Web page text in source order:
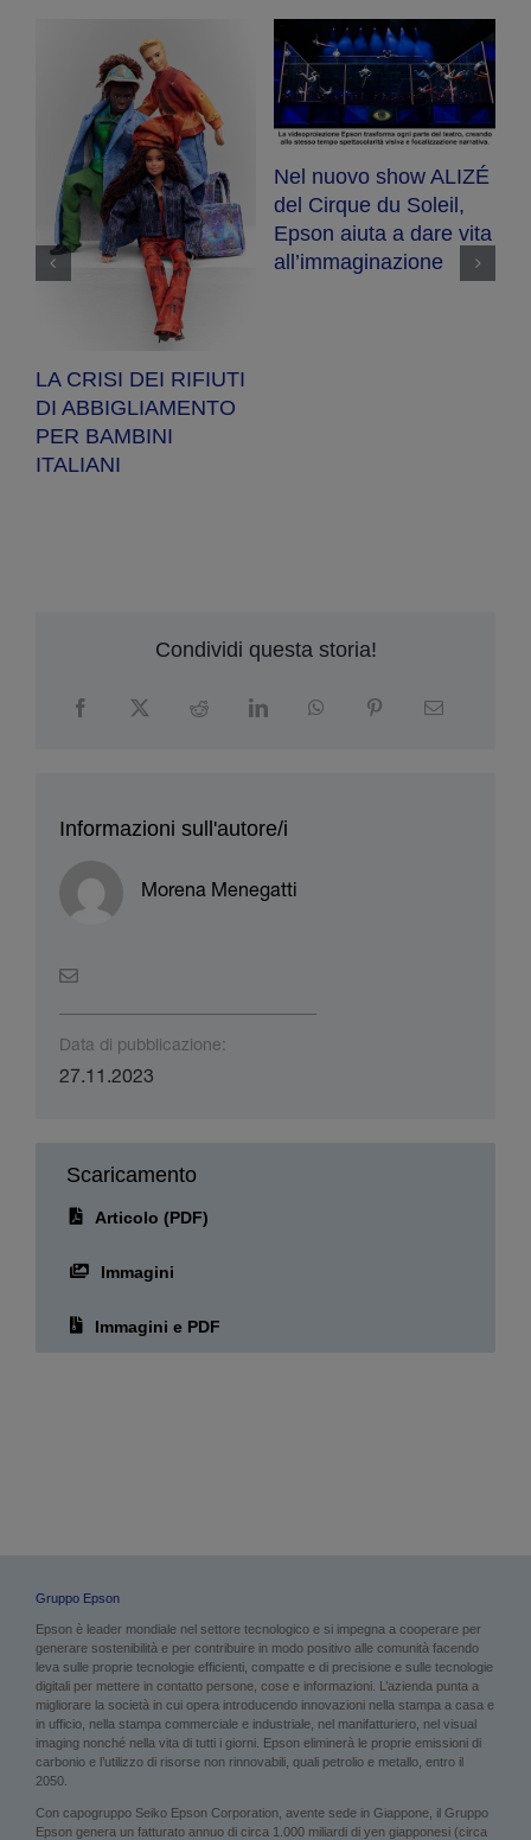
LA CRISI DEI RIFIUTI
DI ABBIGLIAMENTO
PER BAMBINI
ITALIANI
Nel nuovo show ALIZÉ
del Cirque du Soleil,
Epson aiuta a dare vita
all’immaginazione
Condividi questa storia!
Informazioni sull'autore/i
Morena Menegatti
Data di pubblicazione:
27.11.2023
Scaricamento
Articolo (PDF)
Immagini
Immagini e PDF
Gruppo Epson
Epson è leader mondiale nel settore tecnologico e si impegna a cooperare per
generare sostenibilità e per contribuire in modo positivo alle comunità facendo
leva sulle proprie tecnologie efficienti, compatte e di precisione e sulle tecnologie
digitali per mettere in contatto persone, cose e informazioni. L’azienda punta a
migliorare la società in cui opera introducendo innovazioni nella stampa a casa e
in ufficio, nella stampa commerciale e industriale, nel manifatturiero, nel visual
imaging nonché nella vita di tutti i giorni. Epson eliminerà le proprie emissioni di
carbonio e l’utilizzo di risorse non rinnovabili, quali petrolio e metallo, entro il
2050.
Con capogruppo Seiko Epson Corporation, avente sede in Giappone, il Gruppo
Epson genera un fatturato annuo di circa 1.000 miliardi di yen giapponesi (circa